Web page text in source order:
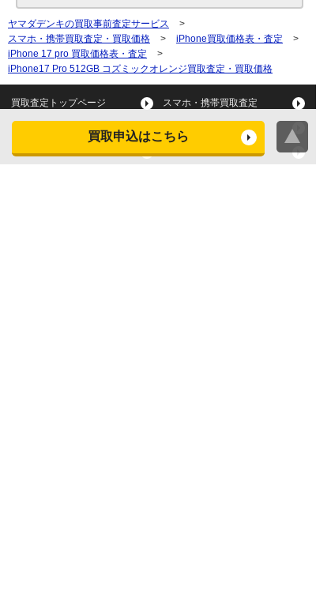
買取申込はこちら
ヤマダデンキの買取事前査定サービス
>
スマホ・携帯買取査定・買取価格
> iPhone買取価格表・査定
>
iPhone 17 pro 買取価格表・査定
>
iPhone17 Pro 512GB コズミックオレンジ買取査定・買取価格
買取査定トップページ スマホ・携帯買取査定
タブレット買取査定
スマートウォッチ買取査定 デジカメ買取査定